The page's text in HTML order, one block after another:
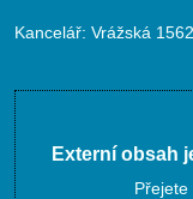
Kancelář: Vrážská
Externí obsah